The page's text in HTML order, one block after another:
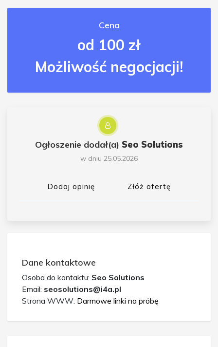
Cena
od 100 zł
Możliwość negocjacji!
Ogłoszenie dodał(a) Seo Solutions
w dniu 25.05.2026
Dodaj opinię Złóż ofertę
Dane kontaktowe
Osoba do kontaktu: Seo Solutions
Email: seosolutions@i4a.pl
Strona WWW: Darmowe linki na próbę